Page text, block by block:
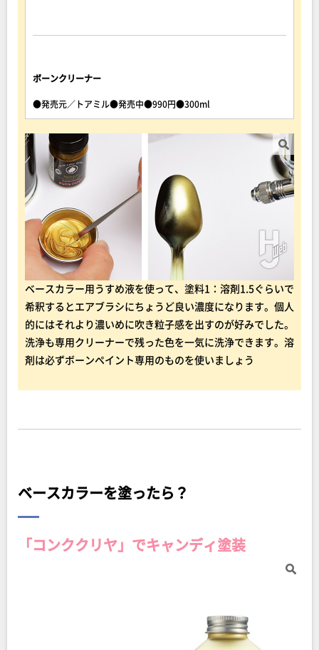
ボーンクリーナー
●発売元／トアミル●発売中●990円●300ml
ベースカラー用うすめ液を使って、塗料1：溶剤1.5ぐらいで
希釈するとエアブラシにちょうど良い濃度になります。個人
的にはそれより濃いめに吹き粒子感を出すのが好みでした。
洗浄も専用クリーナーで残った色を一気に洗浄できます。溶
剤は必ずボーンペイント専用のものを使いましょう
ベースカラーを塗ったら？
「コンククリヤ」でキャンディ塗装